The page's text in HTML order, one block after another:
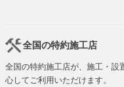
全国の特約施工店
全国の特約施工店が、施工・設
心してご利用いただけます。